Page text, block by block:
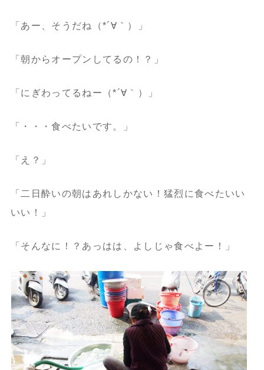
「あー、そうだね（*´∀｀）」
「朝からオープンしてるの！？」
「にぎわってるねー（*´∀｀）」
「・・・食べたいです。」
「え？」
「二日酔いの朝はあれしかない！猛烈に食べたいい
いい！」
「そんなに！？あっはは、よしじゃ食べよー！」